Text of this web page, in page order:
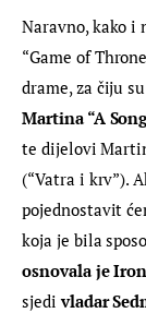
Naravno, kako i
“Game of
drame, za čiju
Martina “A
te dijelovi
(“Vatra i krv”).
pojednostavit
koja je bila
osnovala je
sjedi vladar